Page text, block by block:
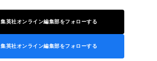
集英社オンライン編集部をフォローする
集英社オンライン編集部をフォローする